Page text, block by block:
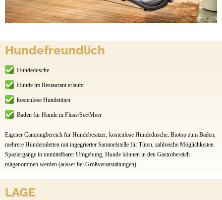
Hundefreundlich
Hundedusche
Hunde im Restaurant erlaubt
kostenlose Hundetüten
Baden für Hunde in Fluss/See/Meer
Eigener Campingbereich für Hundebesitzer, kostenlose Hundedusche, Biotop zum Baden,
mehrere Hundetoiletten mit ingegrierter Sammelstelle für Tüten, zahlreiche Möglichkeiten
Spaziergänge in unmittelbarer Umgebung, Hunde können in den Gastrobereich
mitgenommen werden (ausser bei Großveranstaltungen).
LAGE